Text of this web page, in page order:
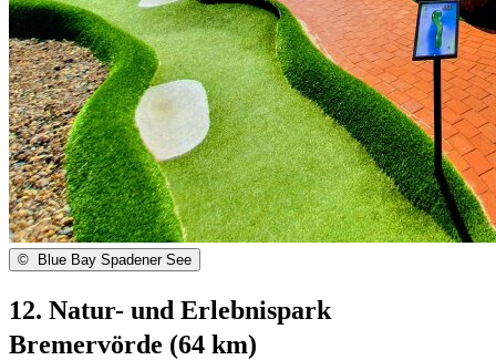
© Blue Bay Spadener See
12. Natur- und Erlebnispark
Bremervörde (64 km)